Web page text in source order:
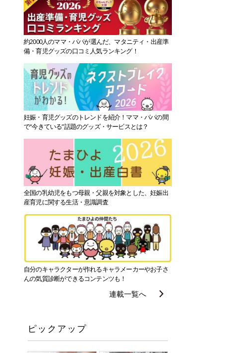
約2000人のママ・パパが選んだ、マタニティ・出産準
備・育児グッズの口コミ人気ランキング！
妊娠・育児グッズのトレンドを紹介！ママ・パパの間
で“今きている”話題のグッズ・サービスとは？
全国の乳幼児をもつ母親・父親を対象とした、妊娠出
産育児に関する生活・意識調査
自分のキャラクターが作れるキャラメーカーやお子さ
んの気質診断ができるコンテンツも！
連載一覧へ
ピックアップ